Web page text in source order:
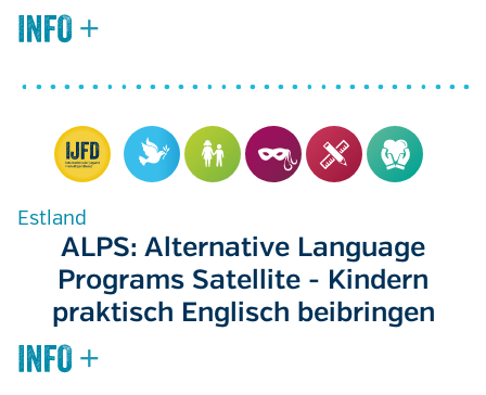
Estland
ALPS: Alternative Language
Programs Satellite - Kindern
praktisch Englisch beibringen